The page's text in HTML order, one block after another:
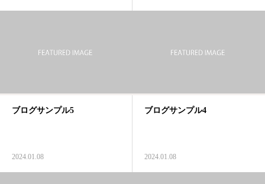
ブログサンプル5
2024.01.08
ブログサンプル4
2024.01.08